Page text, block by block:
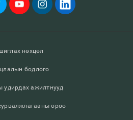
нөхцөл
бодлого
удирдах ажилтнууд
өрөө